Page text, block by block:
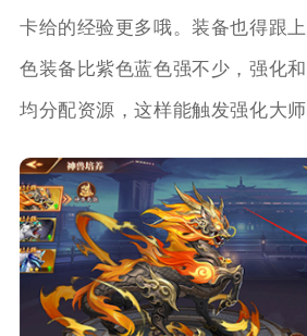
卡给的经验更多哦。装备也得跟
色装备比紫色蓝色强不少，强化
均分配资源，这样能触发强化大师